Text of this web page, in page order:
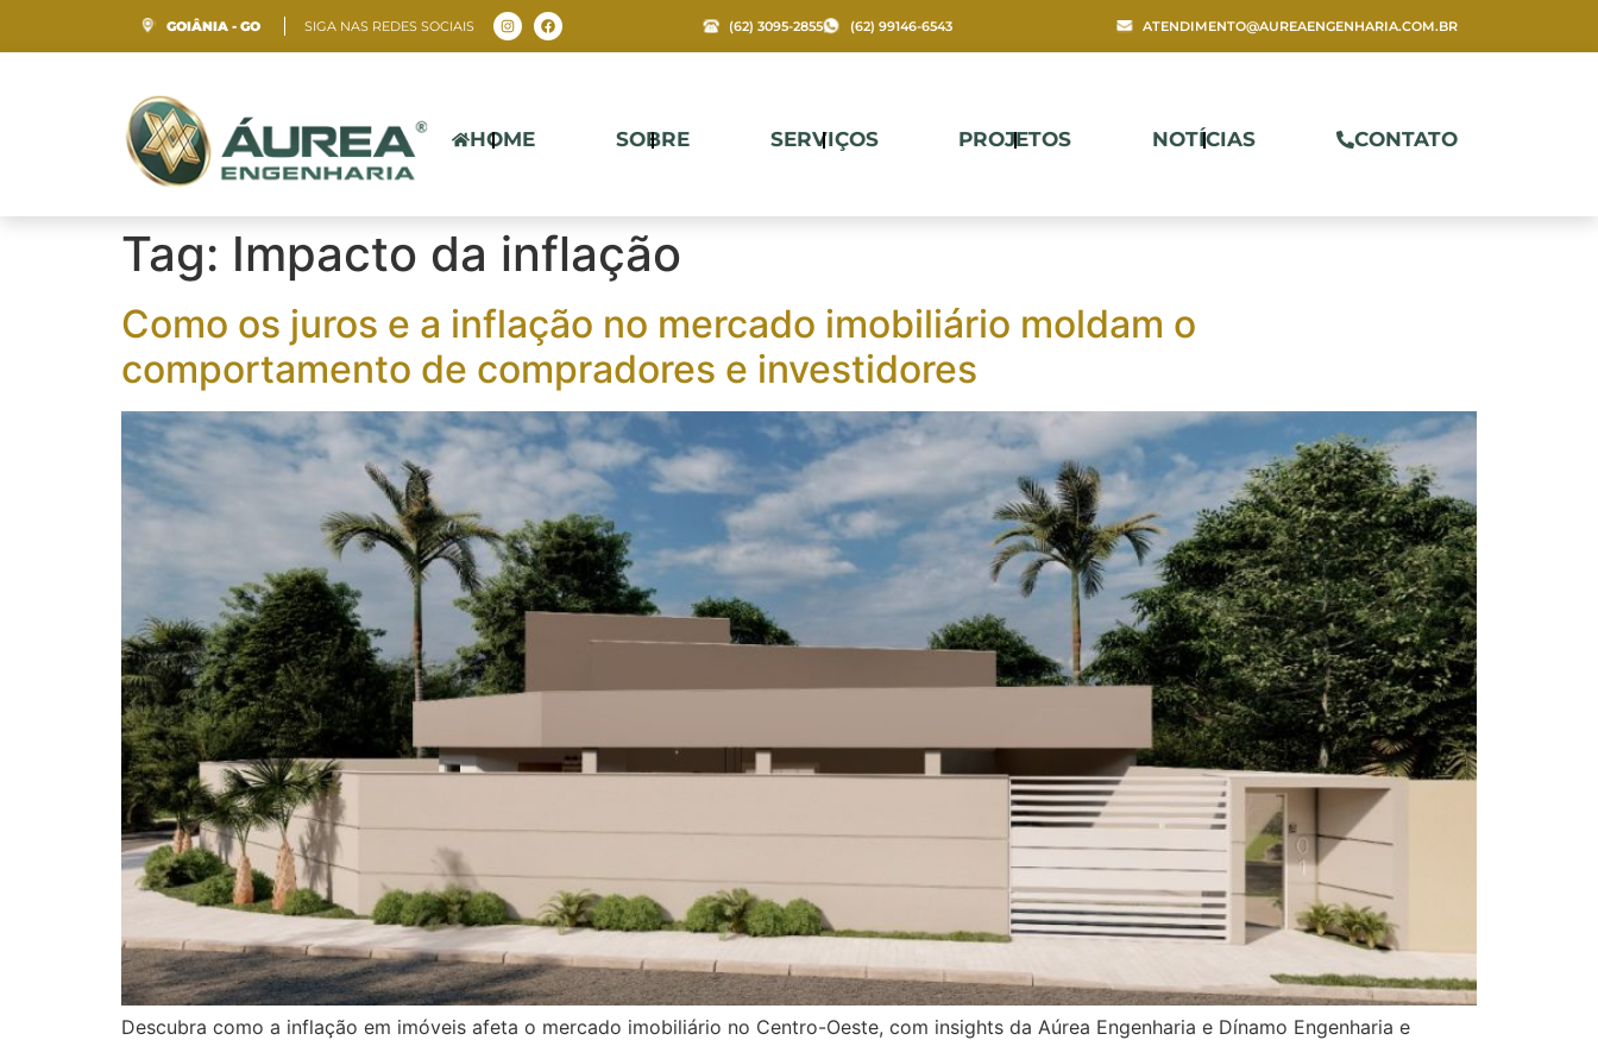
GOIÂNIA - GO SIGA NAS REDES SOCIAIS (62) 3095-2855 (62) 99146-6543 ATENDIMENTO@AUREAENGENHARIA.COM.BR
HOME SOBRE SERVIÇOS PROJETOS NOTÍCIAS CONTATO
Tag: Impacto da inflação
Como os juros e a inflação no mercado imobiliário moldam o
comportamento de compradores e investidores
Descubra como a inflação em imóveis afeta o mercado imobiliário no Centro-Oeste, com insights da Aúrea Engenharia e Dínamo Engenharia e